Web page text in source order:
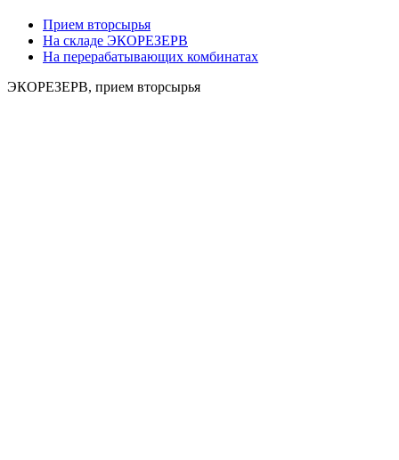
Прием вторсырья
На складе ЭКОРЕЗЕРВ
На перерабатывающих комбинатах
ЭКОРЕЗЕРВ, прием вторсырья